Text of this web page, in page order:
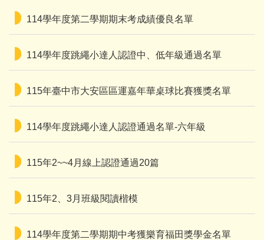
114學年度第二學期期末考成績優良名單
114學年度跳繩小達人認證中、低年級通過名單
115年臺中市大安區區運嘉年華桌球比賽獲獎名單
114學年度跳繩小達人認證通過名單-六年級
115年2~~4月線上認證通過20篇
115年2、3月班級閱讀楷模
114學年度第二學期期中考獲樂育福田獎學金名單